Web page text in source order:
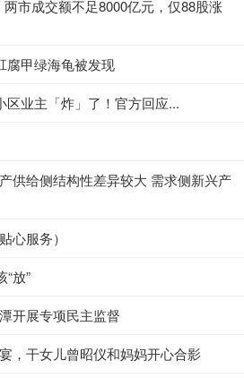
市成交额不足8000亿元，仅88股涨
腐甲绿海龟被发现
区业主「炸」了！官方回应...
供给侧结构性差异较大 需求侧新兴产
心服务）
“放”
开展专项民主监督
，干女儿曾昭仪和妈妈开心合影